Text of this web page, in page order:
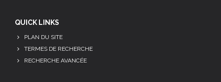
QUICK LINKS
PLAN DU SITE
TERMES DE RECHERCHE
RECHERCHE AVANCÉE